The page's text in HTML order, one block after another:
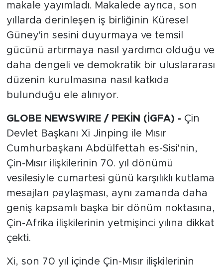
makale yayımladı. Makalede ayrıca, son
yıllarda derinleşen iş birliğinin Küresel
Güney'in sesini duyurmaya ve temsil
gücünü artırmaya nasıl yardımcı olduğu ve
daha dengeli ve demokratik bir uluslararası
düzenin kurulmasına nasıl katkıda
bulunduğu ele alınıyor.
GLOBE NEWSWIRE / PEKİN (İGFA) - Çin
Devlet Başkanı Xi Jinping ile Mısır
Cumhurbaşkanı Abdülfettah es-Sisi'nin,
Çin-Mısır ilişkilerinin 70. yıl dönümü
vesilesiyle cumartesi günü karşılıklı kutlama
mesajları paylaşması, aynı zamanda daha
geniş kapsamlı başka bir dönüm noktasına,
Çin-Afrika ilişkilerinin yetmişinci yılına dikkat
çekti.
Xi, son 70 yıl içinde Çin-Mısır ilişkilerinin